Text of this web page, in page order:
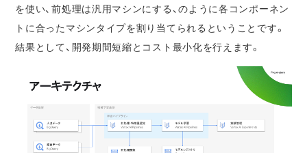
を使い、前処理は汎用マシンにする、のように各コンポーネン
トに合ったマシンタイプを割り当てられるということです。
結果として、開発期間短縮とコスト最小化を行えます。